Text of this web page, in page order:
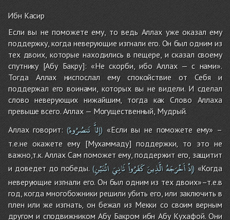
Ибн Касир
Если вы не поможете ему, то ведь Аллах уже оказал ему
поддержку, когда неверующие изгнали его. Он был одним из
тех двоих, которые находились в пещере, и сказал своему
спутнику [Абу Бакру]: «Не скорби, ибо Аллах — с нами».
Тогда Аллах ниспослал ему спокойствие от Себя и
поддержал его воинами, которых вы не видели. И сделал
слово неверующих нижайшим, тогда как Слово Аллаха
превыше всего. Аллах — Могущественный, Мудрый.
Аллах говорит:( إِلاَّ تَنصُرُوهُ ) «Если вы не поможете ему» –
т.е.не окажете ему [Мухаммаду] поддержки, то это не
важно,т.к. Аллах Сам поможет ему, поддержит его, защитит
и доведет до победы.( إِذْأَخْرَجَهُالَّذِينَكَفَرُواْثَانِيَاثْنَيْنِ ) «Когда
неверующие изгнали его. Он был одним из тех двоих»–т.е.в
год, когда многобожники решили убить его, или заключить в
плен или же изгнать, он бежал из Мекки со своим верным
другом и сподвижником Абу Бакром ибн Абу Кухафой. Они